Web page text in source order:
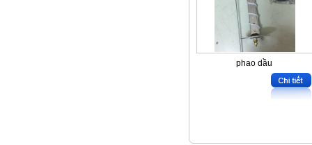
phao dầu